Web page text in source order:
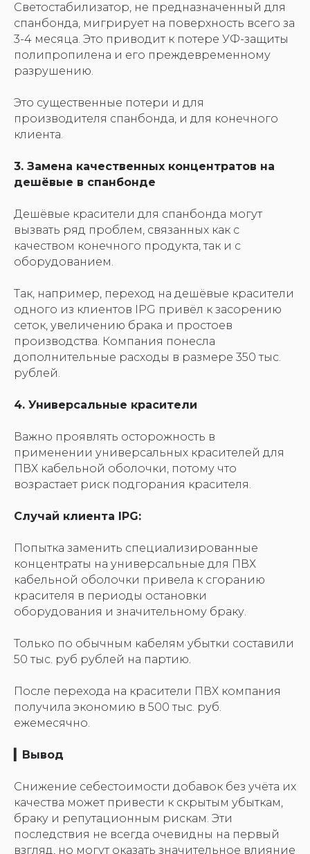
Светостабилизатор, не предназначенный для
спанбонда, мигрирует на поверхность всего за
3-4 месяца. Это приводит к потере УФ-защиты
полипропилена и его преждевременному
разрушению.
Это существенные потери и для
производителя спанбонда, и для конечного
клиента.
3. Замена качественных концентратов на
дешёвые в спанбонде
Дешёвые красители для спанбонда могут
вызвать ряд проблем, связанных как с
качеством конечного продукта, так и с
оборудованием.
Так, например, переход на дешёвые красители
одного из клиентов IPG привёл к засорению
сеток, увеличению брака и простоев
производства. Компания понесла
дополнительные расходы в размере 350 тыс.
рублей.
4. Универсальные красители
Важно проявлять осторожность в
применении универсальных красителей для
ПВХ кабельной оболочки, потому что
возрастает риск подгорания красителя.
Случай клиента IPG:
Попытка заменить специализированные
концентраты на универсальные для ПВХ
кабельной оболочки привела к сгоранию
красителя в периоды остановки
оборудования и значительному браку.
Только по обычным кабелям убытки составили
50 тыс. руб рублей на партию.
После перехода на красители ПВХ компания
получила экономию в 500 тыс. руб.
ежемесячно.
▎Вывод
Снижение себестоимости добавок без учёта их
качества может привести к скрытым убыткам,
браку и репутационным рискам. Эти
последствия не всегда очевидны на первый
взгляд, но могут оказать значительное влияние